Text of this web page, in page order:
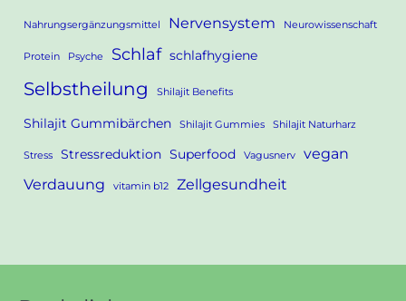
Nahrungsergänzungsmittel Nervensystem Neurowissenschaft
Protein Psyche Schlaf schlafhygiene
Selbstheilung Shilajit Benefits
Shilajit Gummibärchen Shilajit Gummies Shilajit Naturharz
Stress Stressreduktion Superfood Vagusnerv
vegan
Verdauung
vitamin b12 Zellgesundheit